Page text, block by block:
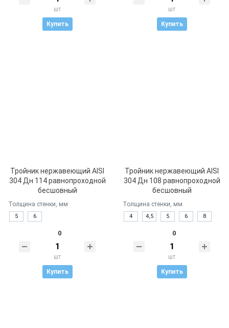
шт
Купить
шт
Купить
Тройник нержавеющий AISI
304 Дн 114 равнопроходной
бесшовный
Толщина стенки, мм
5 6
0
шт
Купить
Тройник нержавеющий AISI
304 Дн 108 равнопроходной
бесшовный
Толщина стенки, мм
4 4,5 5 6 8
0
шт
Купить